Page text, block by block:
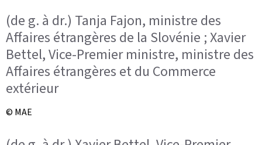
(de g. à dr.) Tanja Fajon, ministre des
Affaires étrangères de la Slovénie ; Xavier
Bettel, Vice-Premier ministre, ministre des
Affaires étrangères et du Commerce
extérieur
© MAE